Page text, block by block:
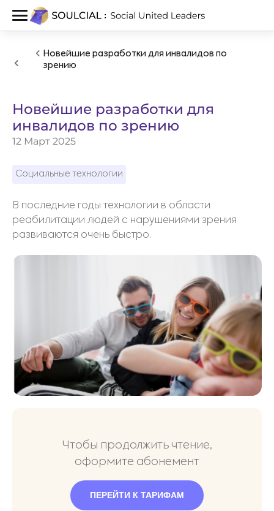
Новейшие разработки для инвалидов по
зрению
Новейшие разработки для
инвалидов по зрению
12 Март 2025
Социальные технологии
В последние годы технологии в области
реабилитации людей с нарушениями зрения
развиваются очень быстро.
Чтобы продолжить чтение,
оформите абонемент
ПЕРЕЙТИ К ТАРИФАМ